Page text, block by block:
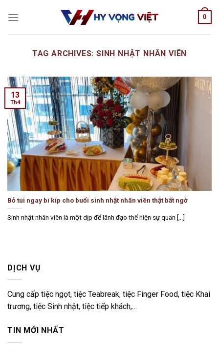
0
TAG ARCHIVES: SINH NHẬT NHÂN VIÊN
Bỏ túi ngay bí kíp cho buổi sinh nhật nhân viên thật bất ngờ
Sinh nhật nhân viên là một dịp để lãnh đạo thể hiện sự quan [...]
13
Th4
DỊCH VỤ
Cung cấp tiệc ngọt, tiệc Teabreak, tiệc Finger Food, tiệc Khai
trương, tiệc Sinh nhật, tiệc tiếp khách,…
TIN MỚI NHẤT